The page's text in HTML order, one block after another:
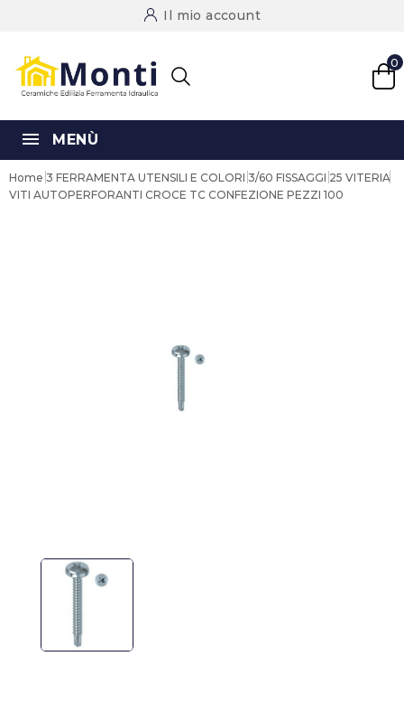
Il mio account
0
MENÙ
Home 3 FERRAMENTA UTENSILI E COLORI 3/60 FISSAGGI 25 VITERIA
VITI AUTOPERFORANTI CROCE TC CONFEZIONE PEZZI 100